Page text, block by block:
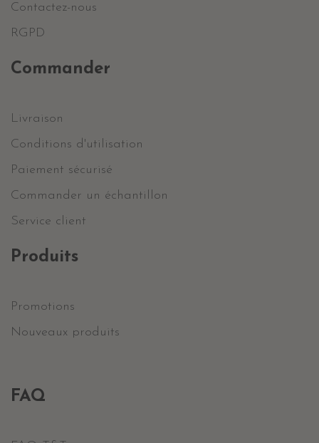
Contactez-nous
RGPD
Commander
Livraison
Conditions d'utilisation
Paiement sécurisé
Commander un échantillon
Service client
Produits
Promotions
Nouveaux produits
FAQ